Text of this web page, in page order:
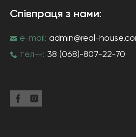
Співпраця з нами:
e-mail: admin@real-
тел-н: 38 (068)-807-22-70